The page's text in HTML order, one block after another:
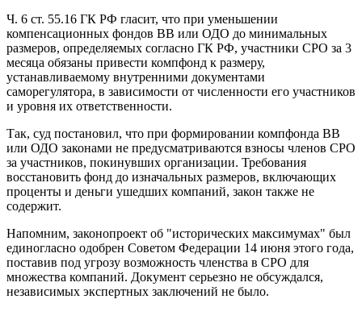
Ч. 6 ст. 55.16 ГК РФ гласит, что при уменьшении
компенсационных фондов ВВ или ОДО до минимальных
размеров, определяемых согласно ГК РФ, участники СРО за 3
месяца обязаны привести компфонд к размеру,
устанавливаемому внутренними документами
саморегулятора, в зависимости от численности его участников
и уровня их ответственности.
Так, суд постановил, что при формировании компфонда ВВ
или ОДО законами не предусматриваются взносы членов СРО
за участников, покинувших организации. Требования
восстановить фонд до изначальных размеров, включающих
проценты и деньги ушедших компаний, закон также не
содержит.
Напомним, законопроект об "исторических максимумах" был
единогласно одобрен Советом Федерации 14 июня этого года,
поставив под угрозу возможность членства в СРО для
множества компаний. Документ серьезно не обсуждался,
независимых экспертных заключений не было.